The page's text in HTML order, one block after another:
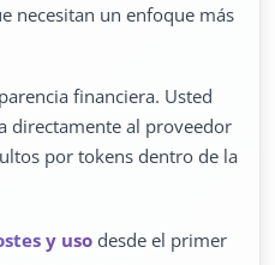
necesitan un enfoque más
financiera. Usted
directamente al proveedor
por tokens dentro de la
y uso desde el primer